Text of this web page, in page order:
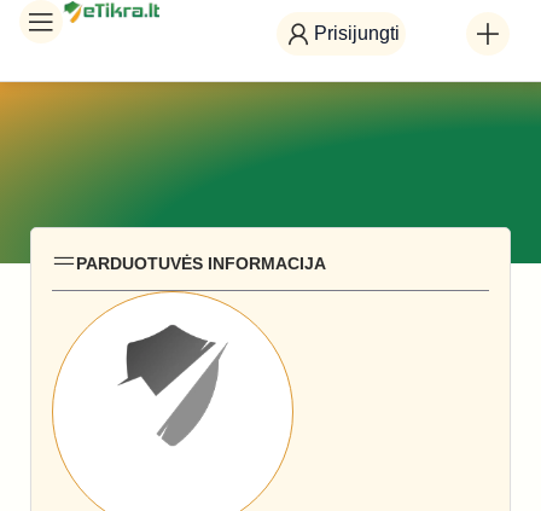
Prisijungti
PARDUOTUVĖS INFORMACIJA